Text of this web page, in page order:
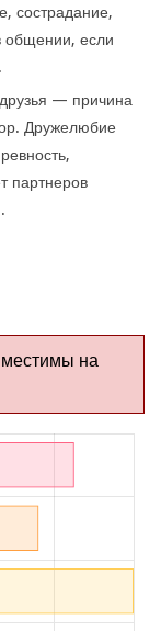
сострадание,
общении, если
— причина
Дружелюбие
партнеров
на